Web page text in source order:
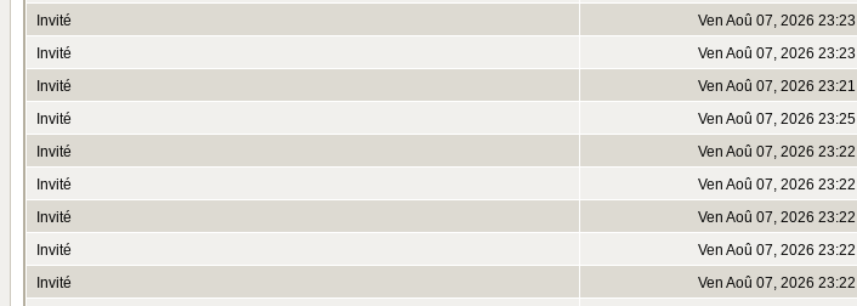
Invité
Ven Aoû 07, 2026 23:23
Invité
Ven Aoû 07, 2026 23:23
Invité
Ven Aoû 07, 2026 23:21
Invité
Ven Aoû 07, 2026 23:25
Invité
Ven Aoû 07, 2026 23:22
Invité
Ven Aoû 07, 2026 23:22
Invité
Ven Aoû 07, 2026 23:22
Invité
Ven Aoû 07, 2026 23:22
Invité
Ven Aoû 07, 2026 23:22